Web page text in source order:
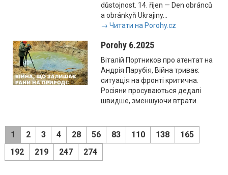
důstojnost. 14. říjen — Den obránců
a obránkyň Ukrajiny...
→ Читати на Porohy.cz
Porohy 6.2025
Віталій Портников про атентат на
Андрія Парубія, Війна триває:
ситуація на фронті критична.
Росіяни просуваються дедалі
швидше, зменшуючи втрати.
1 2 3 4 28 56 83 110 138
165
192
219 247 274